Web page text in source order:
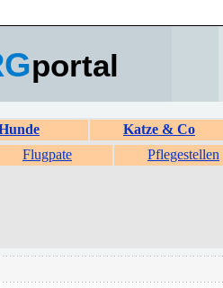
portal
Katze & Co
Flugpate Pflegestellen